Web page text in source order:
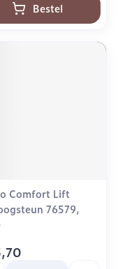
Bestel
Comfort Lift
76579,